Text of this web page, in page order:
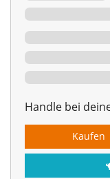
Handle bei
Kaufen